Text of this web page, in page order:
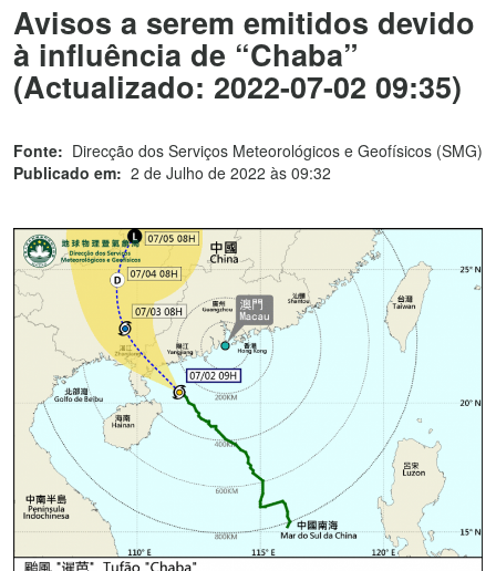
Avisos a serem emitidos devido
à influência de “Chaba”
(Actualizado: 2022-07-02 09:35)
Fonte: Direcção dos Serviços Meteorológicos e Geofísicos (SMG)
Publicado em: 2 de Julho de 2022 às 09:32